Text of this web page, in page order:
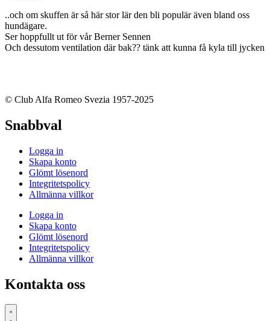
..och om skuffen är så här stor lär den bli populär även bland oss
hundägare.
Ser hoppfullt ut för vår Berner Sennen
Och dessutom ventilation där bak?? tänk att kunna få kyla till jycken
© Club Alfa Romeo Svezia 1957-2025
Snabbval
Logga in
Skapa konto
Glömt lösenord
Integritetspolicy
Allmänna villkor
Logga in
Skapa konto
Glömt lösenord
Integritetspolicy
Allmänna villkor
Kontakta oss